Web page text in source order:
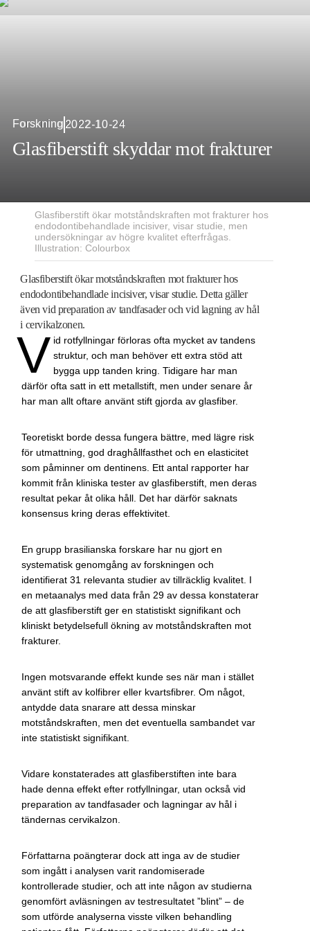
Forskning2022-10-24
Glasfiberstift skyddar mot frakturer
Glasfiberstift ökar motstånds­kraften mot frakturer hos
endo­dontibehandlade incisiver, visar studie, men
undersökningar av högre kvalitet efterfrågas.
Illustration: Colourbox
Glasfiberstift ökar motståndskraften mot frakturer hos
endodontibehandlade incisiver, visar studie. Detta gäller
även vid preparation av tandfasader och vid lagning av hål
i cervikalzonen.
V id rotfyllningar förloras ofta mycket av tandens
struktur, och man behöver ett extra stöd att
bygga upp tanden kring. Tidigare har man
därför ofta satt in ett metallstift, men under senare år
har man allt oftare använt stift gjorda av glasfiber.
Teoretiskt borde dessa fungera bättre, med lägre risk
för utmattning, god draghållfasthet och en elasticitet
som påminner om dentinens. Ett antal rapporter har
kommit från kliniska tester av glasfiberstift, men deras
resultat pekar åt olika håll. Det har därför saknats
konsensus kring deras effektivitet.
En grupp brasilianska forskare har nu gjort en
systematisk genomgång av forskningen och
identifierat 31 relevanta studier av tillräcklig kvalitet. I
en metaanalys med data från 29 av dessa konstaterar
de att glasfiberstift ger en statistiskt signifikant och
kliniskt betydelsefull ökning av motståndskraften mot
frakturer.
Ingen motsvarande effekt kunde ses när man i stället
använt stift av kolfibrer eller kvartsfibrer. Om något,
antydde data snarare att dessa minskar
motståndskraften, men det eventuella sambandet var
inte statistiskt signifikant.
Vidare konstaterades att glasfiberstiften inte bara
hade denna effekt efter rotfyllningar, utan också vid
preparation av tandfasader och lagningar av hål i
tändernas cervikalzon.
Författarna poängterar dock att inga av de studier
som ingått i analysen varit randomiserade
kontrollerade studier, och att inte någon av studierna
genomfört avläsningen av testresultatet ”blint” – de
som utförde analyserna visste vilken behandling